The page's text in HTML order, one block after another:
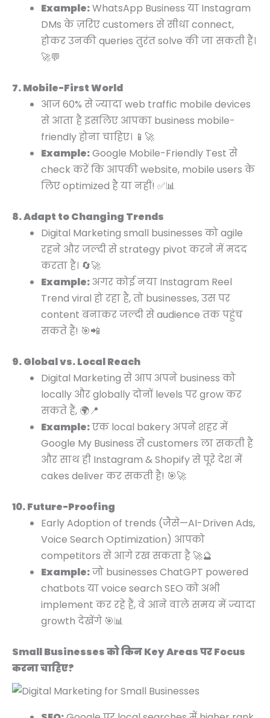
Example:WhatsApp Business या Instagram
DMs के ज़रिए customers से सीधा connect,
होकर उनकी queries तुरंत solve की जा सकती हैं।
🚀💬
7. Mobile-First World
आज 60% से ज्यादा web traffic mobile devices
से आता है इसलिए आपका business mobile-
friendly होना चाहिए। 📱🚀
Example:Google Mobile-Friendly Test से
check करें कि आपकी website, mobile users के
लिए optimized है या नहीं! ✅📊
8. Adapt to Changing Trends
Digital Marketing small businesses को agile
रहने और जल्दी से strategy pivot करने में मदद
करता है। 🔄🚀
Example: अगर कोई नया Instagram Reel
Trend viral हो रहा है, तो businesses, उस पर
content बनाकर जल्दी से audience तक पहुंच
सकते हैं! 🎯📲
9. Global vs. Local Reach
Digital Marketing से आप अपने business को
locally और globally दोनों levels पर grow कर
सकते हैं, 🌍📍
Example:एक local bakery अपने शहर में
Google My Business से customers ला सकती है
और साथ ही Instagram & Shopify से पूरे देश में
cakes deliver कर सकती है! 🎯🚀
10. Future-Proofing
Early Adoption of trends (जैसे—AI-Driven Ads,
Voice Search Optimization) आपको
competitors से आगे रख सकता है 🚀🔮
Example:जो businesses ChatGPT powered
chatbots या voice search SEO को अभी
implement कर रहे हैं, वे आने वाले समय में ज्यादा
growth देखेंगे 🎯📊
Small Businesses को किन Key Areas पर Focus
करना चाहिए?